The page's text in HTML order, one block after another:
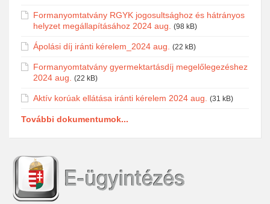
Formanyomtatvány RGYK jogosultsághoz és hátrányos
helyzet megállapításához 2024 aug.
(98 kB)
Ápolási díj iránti kérelem_2024 aug. (22 kB)
Formanyomtatvány gyermektartásdíj megelőlegezéshez
2024 aug.
(22 kB)
Aktív korúak ellátása iránti kérelem 2024 aug. (31 kB)
További dokumentumok...